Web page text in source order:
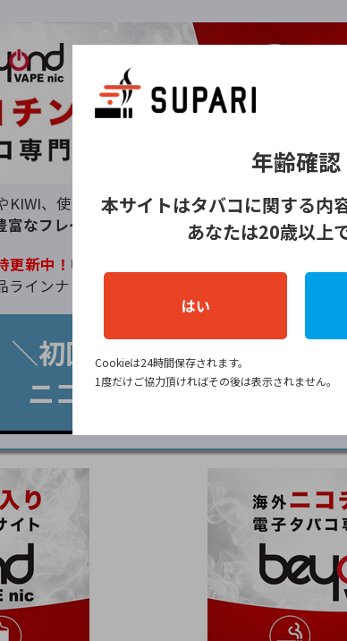
KIWI、使い捨て電子タバコなど、ニコチン入りの
なフレーバーから、自分に合ったニコパフを探
更新中！ 吸いごたえやデバイスの形状、好みのフ
インナップをチェックしてみてください！
＼初回購入15％オフ／
ニコパフを購入する
年齢確認
本サイトはタバコに関する内
あなたは20歳以上
はい
Cookieは24時間保存されます。
1度だけご協力頂ければその後は表示されません。